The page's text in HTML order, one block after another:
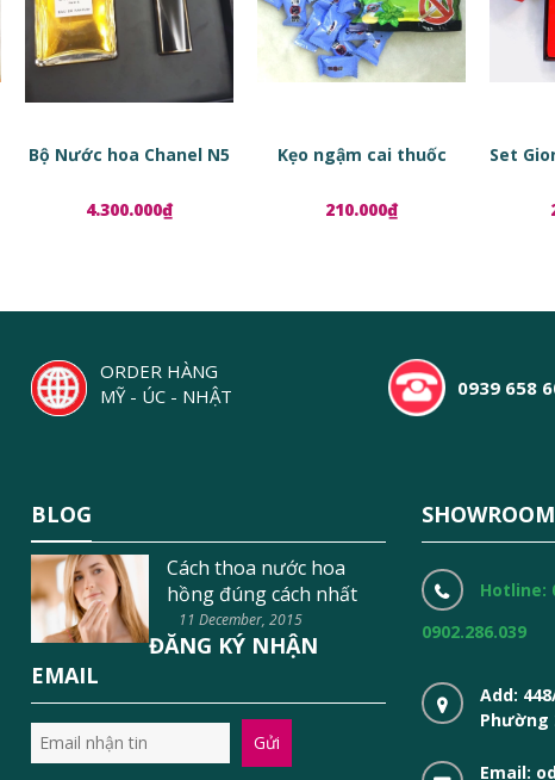
Bộ Nước hoa Chanel N5
4.300.000₫
Kẹo ngậm cai thuốc
210.000₫
ORDER HÀNG
MỸ - ÚC - NHẬT
0939 658
BLOG
Cách thoa nước hoa
hồng đúng cách nhất
11 December, 2015
ĐĂNG KÝ NHẬN
EMAIL
Gửi
Hotline:
0902.286.039
Add:
Phường
Email: